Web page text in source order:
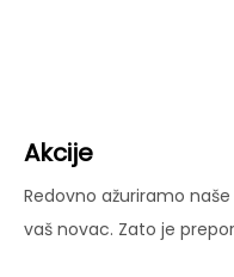
Akcije
Redovno ažuriramo
vaš novac. Zato je